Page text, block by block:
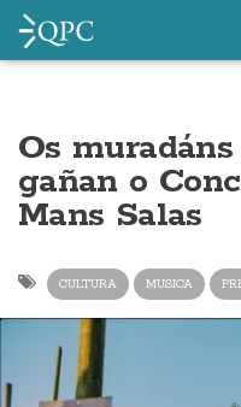
Os
gañan o
Mans Salas
CULTURA MUSICA